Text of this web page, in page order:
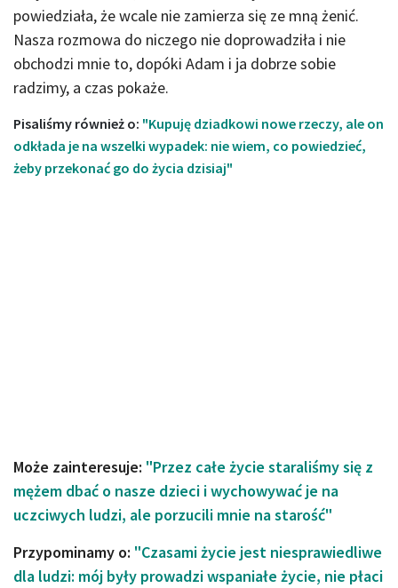
powiedziała, że wcale nie zamierza się ze mną żenić.
Nasza rozmowa do niczego nie doprowadziła i nie
obchodzi mnie to, dopóki Adam i ja dobrze sobie
radzimy, a czas pokaże.
Pisaliśmy również o: "Kupuję dziadkowi nowe rzeczy, ale on
odkłada je na wszelki wypadek: nie wiem, co powiedzieć,
żeby przekonać go do życia dzisiaj"
Może zainteresuje: "Przez całe życie staraliśmy się z
mężem dbać o nasze dzieci i wychowywać je na
uczciwych ludzi, ale porzucili mnie na starość"
Przypominamy o: "Czasami życie jest niesprawiedliwe
dla ludzi: mój były prowadzi wspaniałe życie, nie płaci